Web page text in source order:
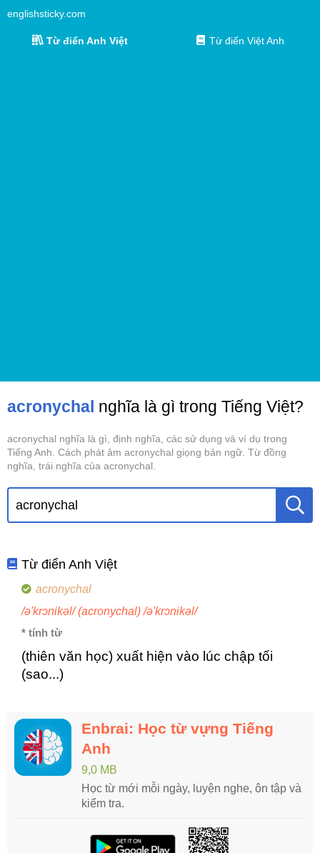
englishsticky.com
Từ điển Anh Việt Từ điển Việt Anh
acronychal nghĩa là gì trong Tiếng Việt?
acronychal nghĩa là gì, định nghĩa, các sử dụng và ví dụ trong
Tiếng Anh. Cách phát âm acronychal giọng bản ngữ. Từ đồng
nghĩa, trái nghĩa của acronychal.
Từ điển Anh Việt
acronychal
/ə'krɔnikəl/ (acronychal) /ə'krɔnikəl/
* tính từ
(thiên văn học) xuất hiện vào lúc chập tối
(sao...)
Enbrai: Học từ vựng Tiếng
Anh
9,0 MB
Học từ mới mỗi ngày, luyện nghe, ôn tập và
kiểm tra.